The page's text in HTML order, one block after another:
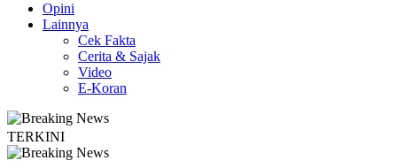
Opini
Lainnya
Cek Fakta
Cerita & Sajak
Video
E-Koran
TERKINI